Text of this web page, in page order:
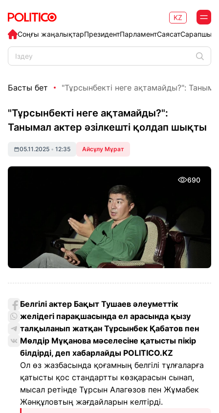
Соңғы жаңалықтарПрезидентПарламентСаясат
KZ
Басты бет "Тұрсынбекті неге ақтамайды?":
"Тұрсынбекті неге ақтамайды?":
Танымал актер әзілкешті қолдап шықты
05.11.2025 • 12:35 Айсұлу Мұрат
690
Белгілі актер Бақыт Тушаев әлеуметтік
желідегі парақшасында ел арасында қызу
талқыланып жатқан Тұрсынбек Қабатов пен
Мөлдір Мұқанова мәселесіне қатысты пікір
білдірді, деп хабарлайды POLITICO.KZ
Ол өз жазбасында қоғамның белгілі тұлғаларға
қатысты қос стандартты көзқарасын сынап,
мысал ретінде Тұрсын Алагөзов пен Жұмабек
Жәнқұловтың жағдайларын келтірді.